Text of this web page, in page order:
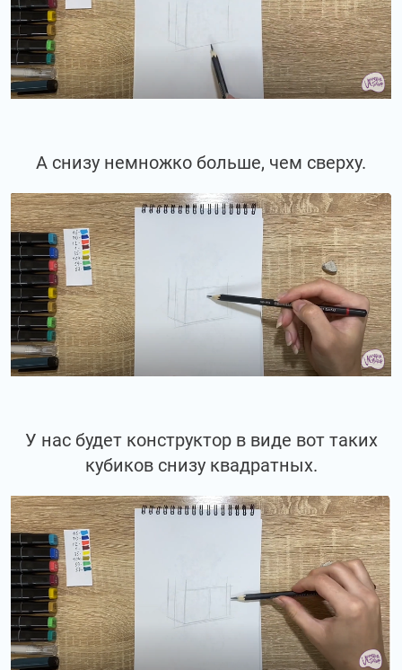
А снизу немножко больше, чем сверху.
У нас будет конструктор в виде вот таких
кубиков снизу квадратных.